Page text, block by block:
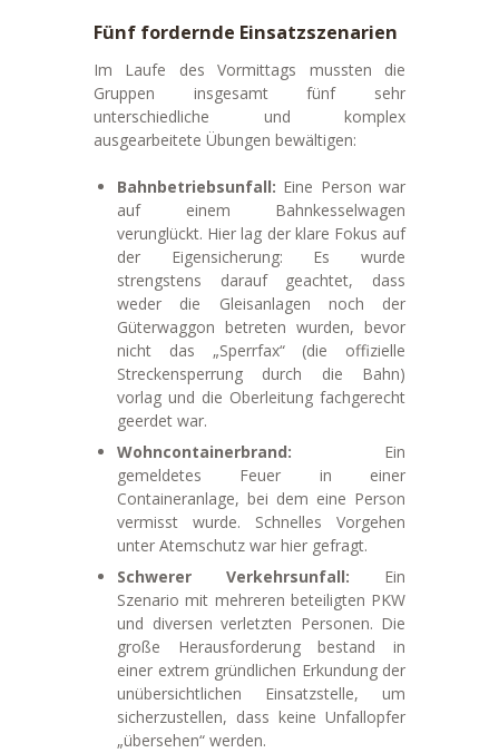
Fünf fordernde Einsatzszenarien
Im Laufe des Vormittags mussten die
Gruppen insgesamt fünf sehr
unterschiedliche und komplex
ausgearbeitete Übungen bewältigen:
Bahnbetriebsunfall: Eine Person war
auf einem Bahnkesselwagen
verunglückt. Hier lag der klare Fokus auf
der Eigensicherung: Es wurde
strengstens darauf geachtet, dass
weder die Gleisanlagen noch der
Güterwaggon betreten wurden, bevor
nicht das „Sperrfax“ (die offizielle
Streckensperrung durch die Bahn)
vorlag und die Oberleitung fachgerecht
geerdet war.
Wohncontainerbrand: Ein
gemeldetes Feuer in einer
Containeranlage, bei dem eine Person
vermisst wurde. Schnelles Vorgehen
unter Atemschutz war hier gefragt.
Schwerer Verkehrsunfall: Ein
Szenario mit mehreren beteiligten PKW
und diversen verletzten Personen. Die
große Herausforderung bestand in
einer extrem gründlichen Erkundung der
unübersichtlichen Einsatzstelle, um
sicherzustellen, dass keine Unfallopfer
„übersehen“ werden.